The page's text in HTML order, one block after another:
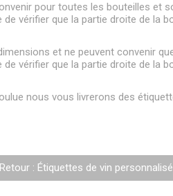
pour toutes les bouteilles et
vérifier que la partie droite de la
et ne peuvent convenir
vérifier que la partie droite de la
nous vous livrerons des
Retour : Étiquettes de vin